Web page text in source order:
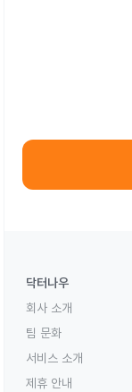
닥터나우
회사 소개
팀 문화
서비스 소개
제휴 안내